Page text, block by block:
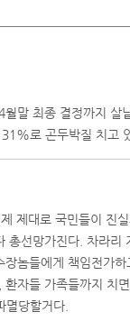
말 최종 결정까지
로 곤두박질 치고
제대로 국민들이 진
선망가진다. 차라리
놈들에게 책임전가
자들 가족들까지 치
당할거다.